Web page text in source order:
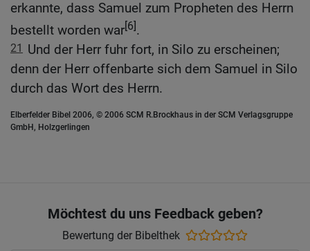
erkannte, dass Samuel zum Propheten des Herrn
bestellt worden war[6].
21 Und der Herr fuhr fort, in Silo zu erscheinen;
denn der Herr offenbarte sich dem Samuel in Silo
durch das Wort des Herrn.
Elberfelder Bibel 2006, © 2006 SCM R.Brockhaus in der SCM Verlagsgruppe
GmbH, Holzgerlingen
Möchtest du uns Feedback geben?
Bewertung der Bibelthek